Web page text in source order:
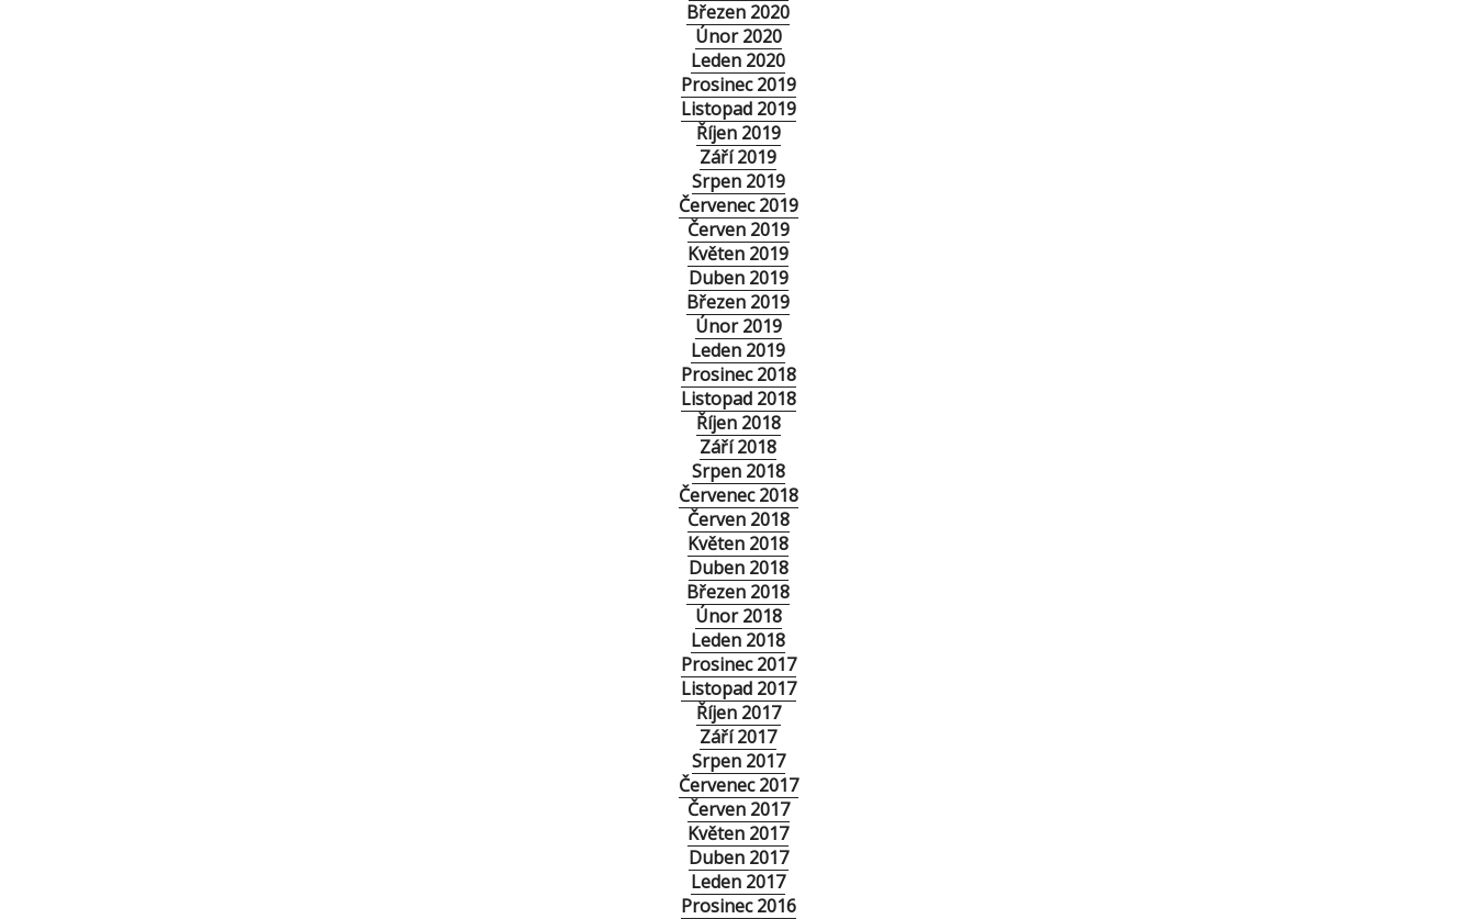
Březen 2020
Únor 2020
Leden 2020
Prosinec 2019
Listopad 2019
Říjen 2019
Září 2019
Srpen 2019
Červenec 2019
Červen 2019
Květen 2019
Duben 2019
Březen 2019
Únor 2019
Leden 2019
Prosinec 2018
Listopad 2018
Říjen 2018
Září 2018
Srpen 2018
Červenec 2018
Červen 2018
Květen 2018
Duben 2018
Březen 2018
Únor 2018
Leden 2018
Prosinec 2017
Listopad 2017
Říjen 2017
Září 2017
Srpen 2017
Červenec 2017
Červen 2017
Květen 2017
Duben 2017
Leden 2017
Prosinec 2016